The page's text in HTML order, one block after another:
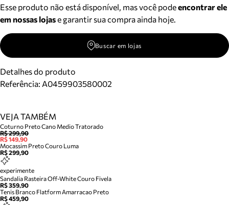
Esse produto não está disponível, mas você podeencontrar ele
em nossas lojase garantir sua compra ainda hoje.
Buscar em lojas
Detalhes do produto
Referência: A0459903580002
VEJA TAMBÉM
Coturno Preto Cano Medio Tratorado
R$ 299,90
R$ 149,90
Mocassim Preto Couro Luma
R$ 299,90
experimente
Sandalia Rasteira Off-White Couro Fivela
R$ 359,90
Tenis Branco Flatform Amarracao Preto
R$ 459,90